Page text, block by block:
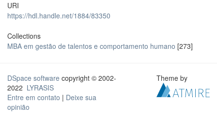
URI
https://hdl.handle.net/1884/83350
Collections
MBA em gestão de talentos e comportamento humano [273]
DSpace software copyright © 2002-
2022 LYRASIS
Entre em contato | Deixe sua
opinião
Theme by